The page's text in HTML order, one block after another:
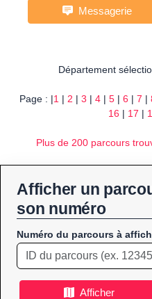
Messagerie
Département
Page : |1 | 2 | 3 | 4 | 5 | 6 | 7 |
16 | 17 |
Plus de 200 parcours
Afficher un
son numéro
Numéro du parcours à
Afficher